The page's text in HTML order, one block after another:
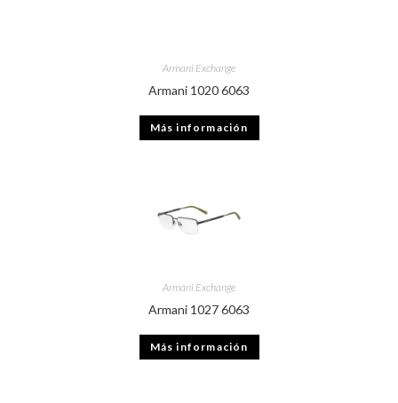
Armani Exchange
Armani 1020 6063
Más información
Armani Exchange
Armani 1027 6063
Más información